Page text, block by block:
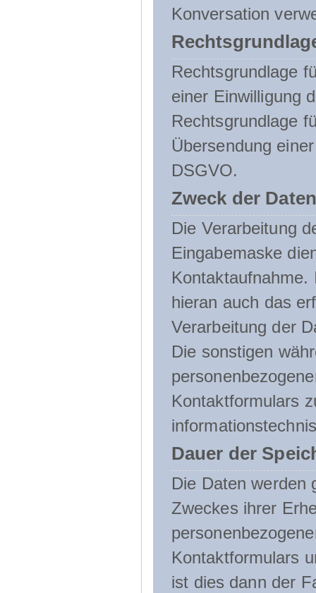
Konversation
Rechtsgrundlage
einer Einwilligung
Rechtsgrundlage
Übersendung
DSGVO.
Zweck der
Die Verarbeitung
Eingabemaske
hieran auch das
Verarbeitung der
Die sonstigen
Kontaktformulars
Dauer der
Die Daten werden
Zweckes ihrer
Kontaktformulars
ist dies dann der